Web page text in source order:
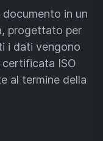
documento in un
progettato per
i dati vengono
certificata ISO
al termine della